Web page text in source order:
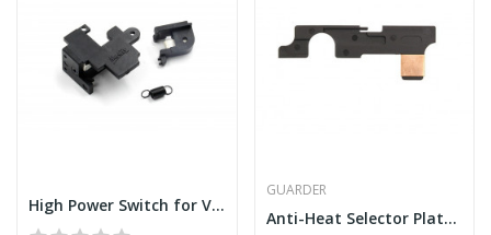
High Power Switch for Ver.2 [MODIFY]
GUARDER
Anti-Heat Selector Plate for M4 Series [GUARDER]